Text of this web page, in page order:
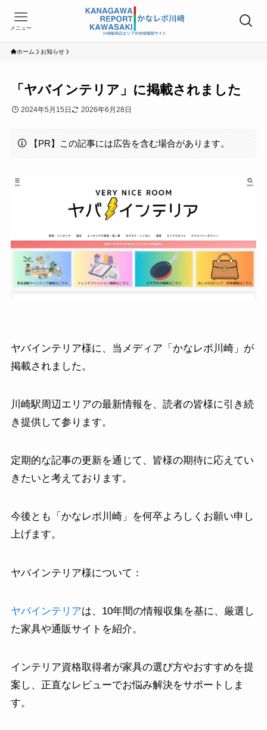
メニュー
ホーム お知らせ
「ヤバインテリア」に掲載されました
2024年5月15日 2026年6月28日
【PR】この記事には広告を含む場合があります。
ヤバインテリア様に、当メディア「かなレポ川崎」が
掲載されました。
川崎駅周辺エリアの最新情報を、読者の皆様に引き続
き提供して参ります。
定期的な記事の更新を通じて、皆様の期待に応えてい
きたいと考えております。
今後とも「かなレポ川崎」を何卒よろしくお願い申し
上げます。
ヤバインテリア様について：
ヤバインテリアは、10年間の情報収集を基に、厳選し
た家具や通販サイトを紹介。
インテリア資格取得者が家具の選び方やおすすめを提
案し、正直なレビューでお悩み解決をサポートしま
す。